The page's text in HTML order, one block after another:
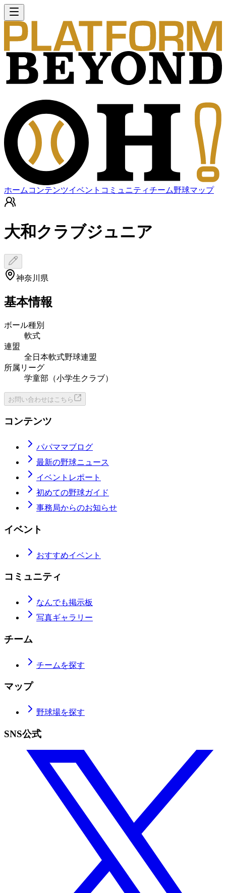
ホーム コンテンツイベント コミュニティチーム野球マップ
大和クラブジュニア
神奈川県
基本情報
ボール種別
軟式
連盟
全日本軟式野球連盟
所属リーグ
学童部（小学生クラブ）
お問い合わせはこちら
コンテンツ
パパママブログ
最新の野球ニュース
イベントレポート
初めての野球ガイド
事務局からのお知らせ
イベント
おすすめイベント
コミュニティ
なんでも掲示板
写真ギャラリー
チーム
チームを探す
マップ
野球場を探す
SNS公式